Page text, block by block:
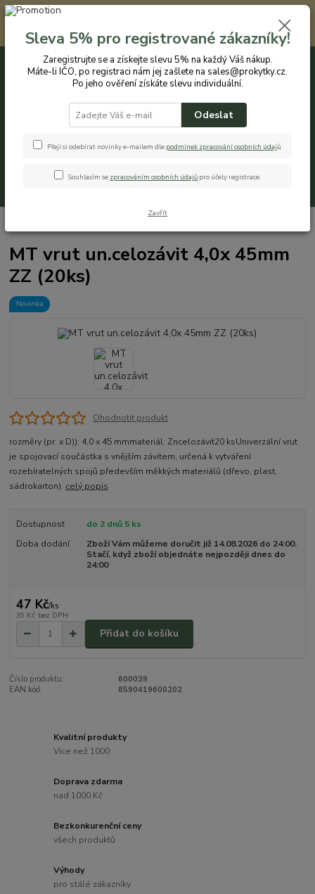
Registrovaným zákazníkům nabízíme slevu 5% na každý nákup. Máte-li
IČO, po registraci nám jej zašlete na sales@prokytky.cz. Po jeho ověření
získáte slevu individuální. Přejít na registraci →
CZK
+420 774 544 973 0ks
MT vrut un.celozávit 4,0x 45mm
ZZ (20ks)
Novinka
Ohodnotit produkt
rozměry (pr. x D)): 4,0 x 45 mmmateriál: Zncelozávit20 ksUniverzální vrut
je spojovací součástka s vnějším závitem, určená k vytváření
rozebíratelných spojů především měkkých materiálů (dřevo, plast,
sádrokarton). celý popis
Dostupnost
do 2 dnů 5 ks
Doba dodání
Zboží Vám můžeme doručit již 14.08.2026 do 24:00.
Stačí, když zboží objednáte nejpozději dnes do
24:00
47 Kč/ks
39 Kč bez DPH
Přidat do košíku
Číslo produktu:
600039
EAN kód:
8590419600202
Kvalitní produkty
Více než 1000
Doprava zdarma
nad 1000 Kč
Bezkonkurenční ceny
všech produktů
Výhody
pro stálé zákazníky
Sleva 5% pro registrované zákazníky!
Zaregistrujte se a získejte slevu 5% na každý Váš nákup.
Máte-li IČO, po registraci nám jej zašlete na sales@prokytky.cz.
Po jeho ověření získáte slevu individuální.
Odeslat
Přeji si odebírat novinky e-mailem dle podmínek zpracování osobních údajů.
Souhlasím se zpracováním osobních údajů pro účely registrace.
Zavřít